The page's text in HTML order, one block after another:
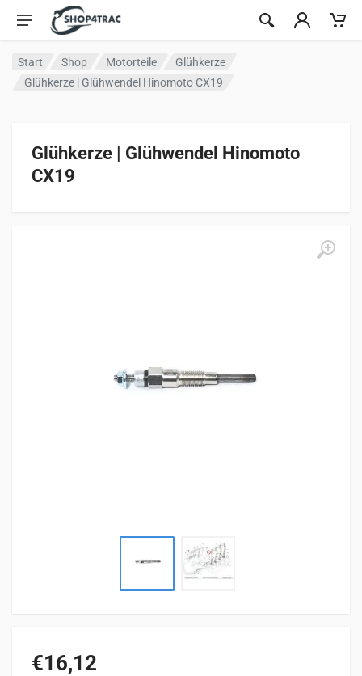
Zum Inhalt springen
Start Shop Motorteile
Glühkerze
Glühkerze | Glühwendel Hinomoto CX19
Glühkerze | Glühwendel Hinomoto
CX19
€16,12